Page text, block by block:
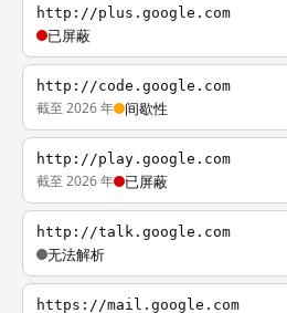
http://plus.google.com
已屏蔽
http://code.google.com
截至 2026 年 间歇性
http://play.google.com
截至 2026 年 已屏蔽
http://talk.google.com
无法解析
https://mail.google.com